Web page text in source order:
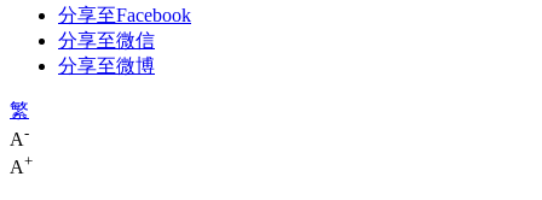
分享至Facebook
分享至微信
分享至微博
繁
A-
A+